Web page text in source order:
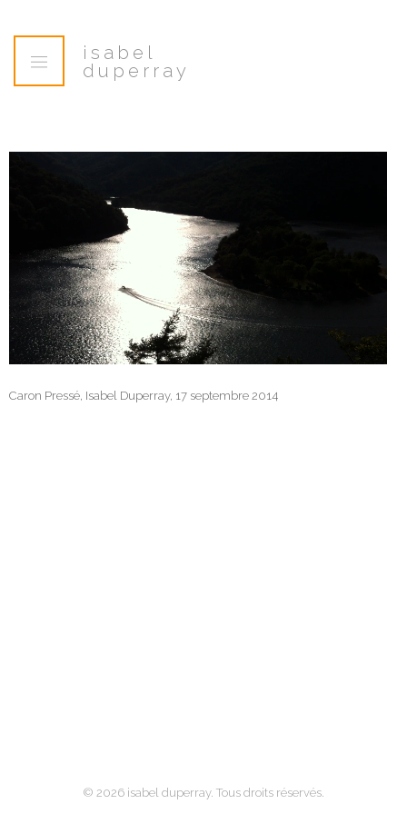
isabel
duperray
Caron Pressé, Isabel Duperray, 17 septembre 2014
© 2026 isabel duperray. Tous droits réservés.